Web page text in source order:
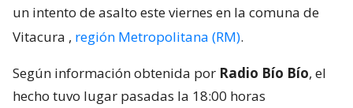
un intento de asalto este viernes en la comuna de
Vitacura , región Metropolitana (RM).
Según información obtenida por Radio Bío Bío, el
hecho tuvo lugar pasadas la 18:00 horas